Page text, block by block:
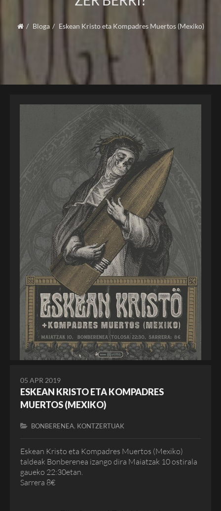
Bloga Eskean Kristo eta Kompadres Muertos (Mexiko)
05 APR 2019
ESKEAN KRISTO ETA KOMPADRES
MUERTOS (MEXIKO)
BONBERENEA, KONTZERTUAK
Eskean Kristo eta Kompadres Muertos (Mexiko)
taldeak Bonberenea izango dira Maiatzak 10 ostirala
gaueko 22:30etan.
Sarrera 8€